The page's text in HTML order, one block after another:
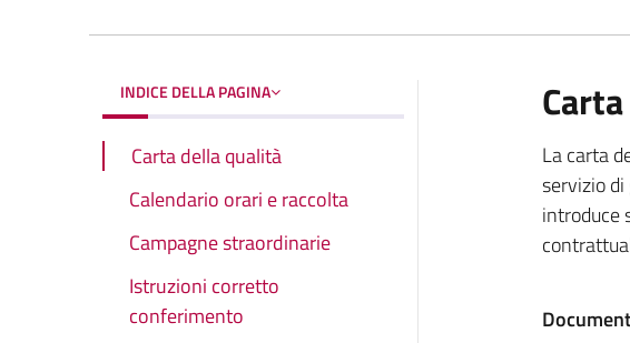
INDICE DELLA PAGINA
Carta della qualità
Calendario orari e raccolta
Campagne straordinarie
Istruzioni corretto
conferimento
La carta
servizio
introduce